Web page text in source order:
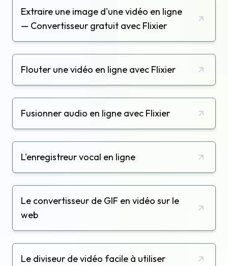
Extraire une image d'une vidéo en ligne
— Convertisseur gratuit avec Flixier
Flouter une vidéo en ligne avec Flixier
Fusionner audio en ligne avec Flixier
L'enregistreur vocal en ligne
Le convertisseur de GIF en vidéo sur le
web
Le diviseur de vidéo facile à utiliser